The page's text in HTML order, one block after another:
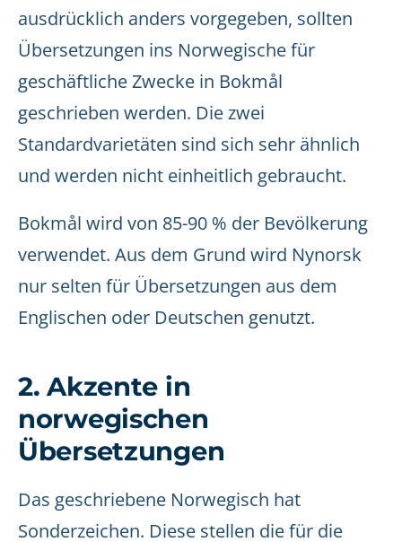
ausdrücklich anders vorgegeben, sollten
Übersetzungen ins Norwegische für
geschäftliche Zwecke in Bokmål
geschrieben werden. Die zwei
Standardvarietäten sind sich sehr ähnlich
und werden nicht einheitlich gebraucht.
Bokmål wird von 85-90 % der Bevölkerung
verwendet. Aus dem Grund wird Nynorsk
nur selten für Übersetzungen aus dem
Englischen oder Deutschen genutzt.
2. Akzente in
norwegischen
Übersetzungen
Das geschriebene Norwegisch hat
Sonderzeichen. Diese stellen die für die